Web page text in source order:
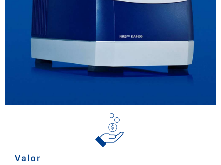
Valor